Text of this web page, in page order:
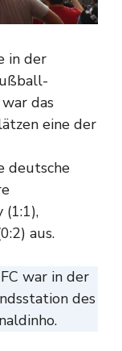
in der
das
eine der
deutsche
(1:1),
aus.
war in der
des